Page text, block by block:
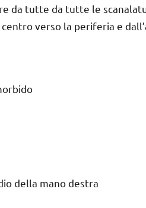
da tutte da tutte le
verso la periferia e
della mano destra